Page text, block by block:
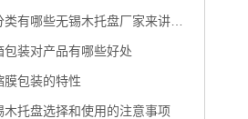
有哪些无锡木托盘厂家来讲述？
包装对产品有哪些好处
膜包装的特性
木托盘选择和使用的注意事项